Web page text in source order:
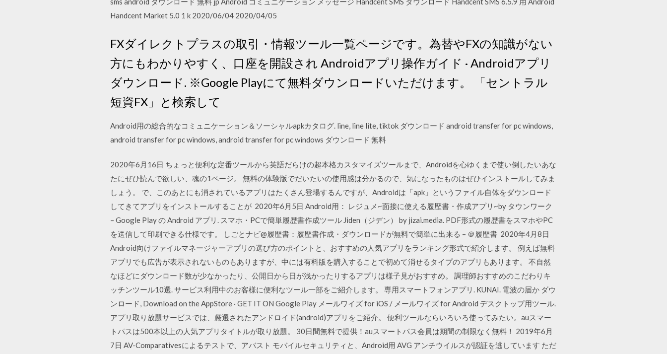
Handcent Market 5.0 1 k 2020/06/04 2020/04/05
FXダイレクトプラスの取引・情報ツール一覧ページです。為替やFXの知識がない
方にもわかりやすく、口座を開設され Androidアプリ操作ガイド · Androidアプリ
ダウンロード. ※Google Playにて無料ダウンロードいただけます。 「セントラル
短資FX」と検索して
Android用の総合的なコミュニケーション＆ソーシャルapkカタログ. line, line lite, tiktok ダウンロード android transfer for pc windows,
android transfer for pc windows, android transfer for pc windows ダウンロード 無料
2020年6月16日 ちょっと便利な定番ツールから英語だらけの超本格カスタマイズツールまで、Androidを心ゆくまで使い倒したいあな
たにぜひ読んで欲しい、魂の1ページ。 無料の体験版でだいたいの使用感は分かるので、気になったものはぜひインストールしてみま
しょう。 で、このあとにも消されているアプリはたくさん登場するんですが、Androidは「apk」というファイル自体をダウンロード
してきてアプリをインストールすることが 2020年6月5日 Android用： レジュメ~面接に使える履歴書・作成アプリ~by タウンワーク
– Google Play の Android アプリ. スマホ・PCで簡単履歴書作成ツール Jiden（ジデン） by jizai.media. PDF形式の履歴書をスマホやPC
を送信して印刷できる仕様です。 しごとナビ@履歴書：履歴書作成・ダウンロードが無料で簡単に出来る – ＠履歴書 2020年4月8日
Android向けファイルマネージャーアプリの選び方のポイントと、おすすめの人気アプリをランキング形式で紹介します。 例えば無料
アプリでも広告が表示されないものもありますが、中には有料版を購入することで初めて消せるタイプのアプリもあります。 不自然
なほどにダウンロード数が少なかったり、公開日から日が浅かったりするアプリは様子見がおすすめ。 調理師おすすめのこだわりキ
ッチンツール10選. サービス利用中のお客様に便利なツール一部をご紹介します。 専用スマートフォンアプリ. KUNAI. 電波の届か ダウ
ンロード, Download on the AppStore · GET IT ON Google Play メールワイズ for iOS / メールワイズ for Android デスクトップ用ツール.
アプリ取り放題サービスでは、厳選されたアンドロイド(android)アプリをご紹介。 便利ツールならいろいろ使ってみたい。auスマー
トパスは500本以上の人気アプリタイトルが取り放題。 30日間無料で提供！auスマートパス会員は期間の制限なく無料！ 2019年6月
7日 AV-Comparativesによるテストで、アバスト モバイルセキュリティと、Android用 AVG アンチウイルスが認証を逃しています ただ